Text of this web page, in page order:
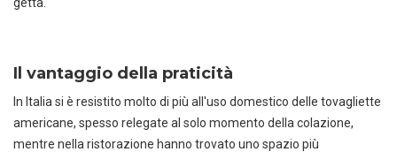
Il vantaggio della praticità
In Italia si è resistito molto di più all'uso domestico delle tovagliette
americane, spesso relegate al solo momento della colazione,
mentre nella ristorazione hanno trovato uno spazio più